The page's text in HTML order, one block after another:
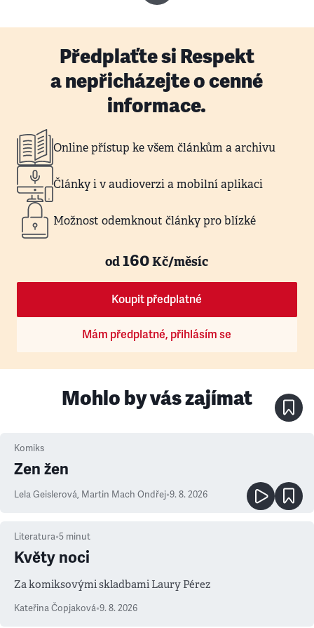
Předplaťte si Respekt
a nepřicházejte o cenné
informace.
Online přístup ke všem článkům a archivu
Články i v audioverzi a mobilní aplikaci
Možnost odemknout články pro blízké
od160Kč/měsíc
Koupit předplatné
Mám předplatné, přihlásím se
Mohlo by vás zajímat
Komiks
Zen žen
Lela Geislerová, Martin Mach Ondřej•9. 8. 2026
Literatura•5 minut
Květy noci
Za komiksovými skladbami Laury Pérez
Kateřina Čopjaková•9. 8. 2026